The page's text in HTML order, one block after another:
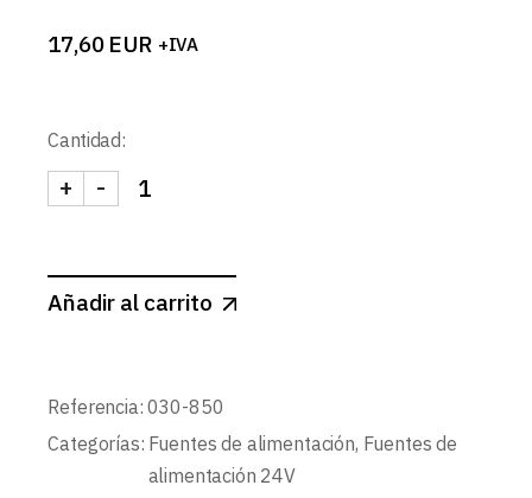
17,60 EUR +IVA
Cantidad:
FUENTE ALIMENTACION 24V-DC SLIM 30W
-
+
Añadir al carrito
Referencia: 030-850
Categorías: Fuentes de alimentación, Fuentes de
alimentación 24V